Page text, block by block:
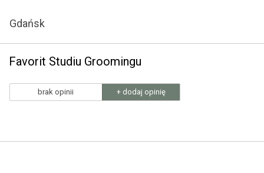
Gdańsk
Favorit Studiu Groomingu
brak opinii + dodaj opinię